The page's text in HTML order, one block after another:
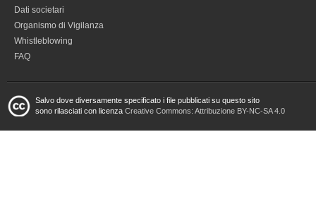
Dati societari
Organismo di Vigilanza
Whistleblowing
FAQ
Salvo dove diversamente specificato i file pubblicati su questo sito
sono rilasciati con licenza Creative Commons: Attribuzione BY-NC-SA 4.0